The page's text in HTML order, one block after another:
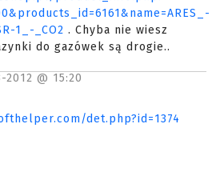
1_-_CO2 . Chyba nie wiesz
do gazówek są drogie..
2012 @ 15:20
det.php?id=1374